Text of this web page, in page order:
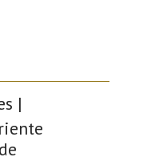
|